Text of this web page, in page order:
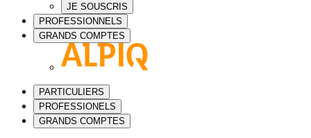
JE SOUSCRIS
PROFESSIONNELS
GRANDS COMPTES
PARTICULIERS
PROFESSIONELS
GRANDS COMPTES